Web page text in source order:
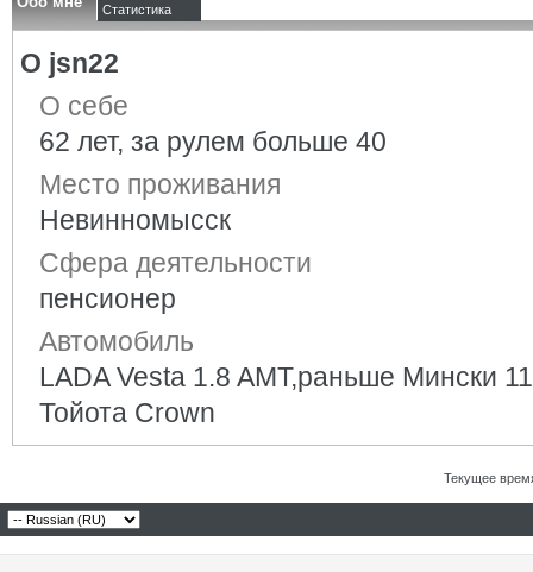
Статистика
О jsn22
О себе
62 лет, за рулем больше 40
Место проживания
Невинномысск
Сфера деятельности
пенсионер
Автомобиль
LADA Vesta 1.8 AMT,раньше Мински
Тойота Crown
Текущее